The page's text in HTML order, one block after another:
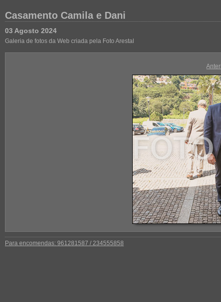
Casamento Camila e Dani
03 Agosto 2024
Galeria de fotos da Web criada pela Foto Arestal
Para encomendas: 961281587 / 234555858